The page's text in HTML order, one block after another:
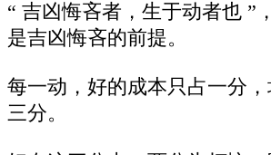
“ 吉凶悔吝者，生于动者也 ”
是吉凶悔吝的前提。
每一动，好的成本只占一分
三分。